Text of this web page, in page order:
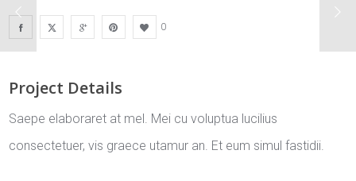
0
Project Details
Saepe elaboraret at mel. Mei cu voluptua lucilius
consectetuer, vis graece utamur an. Et eum simul fastidii.